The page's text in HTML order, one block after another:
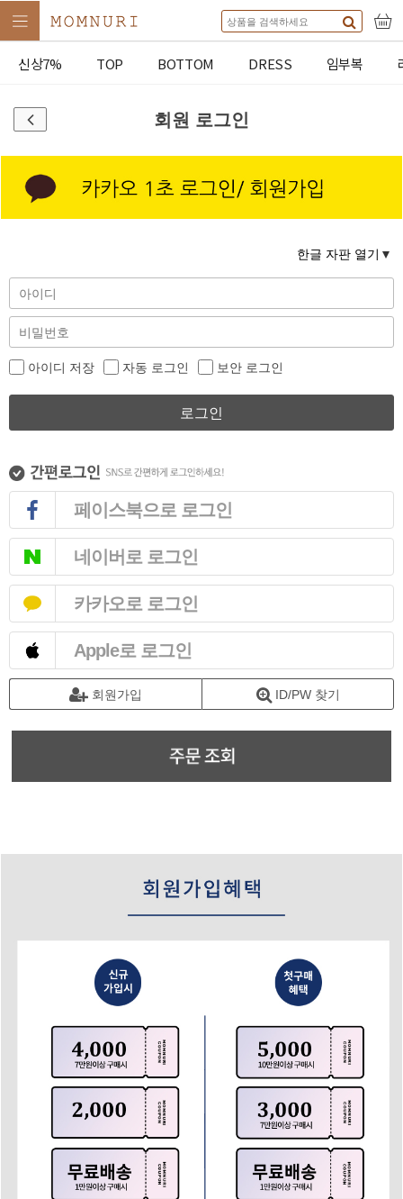
신상7% TOP BOTTOM DRESS 임부복
회원 로그인
한글 자판 열기
아이디 저장 자동 로그인 보안 로그인
로그인
페이스북으로 로그인
네이버로 로그인
카카오로 로그인
Apple로 로그인
회원가입 ID/PW 찾기